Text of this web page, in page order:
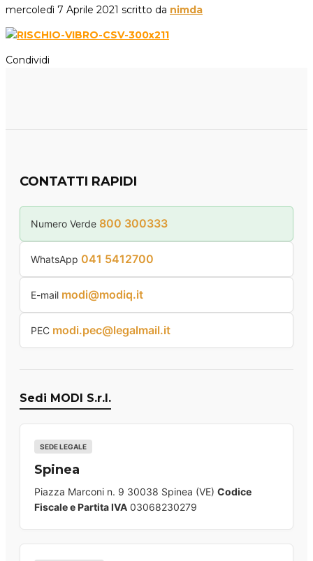
mercoledì 7 Aprile 2021 scritto da nimda
Condividi
CONTATTI RAPIDI
Numero Verde 800 300333
WhatsApp 041 5412700
E-mail modi@modiq.it
PEC modi.pec@legalmail.it
Sedi MODI S.r.l.
SEDE LEGALE
Spinea
Piazza Marconi n. 9 30038 Spinea (VE) Codice
Fiscale e Partita IVA 03068230279